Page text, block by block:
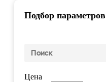
Подбор параметров
Цена